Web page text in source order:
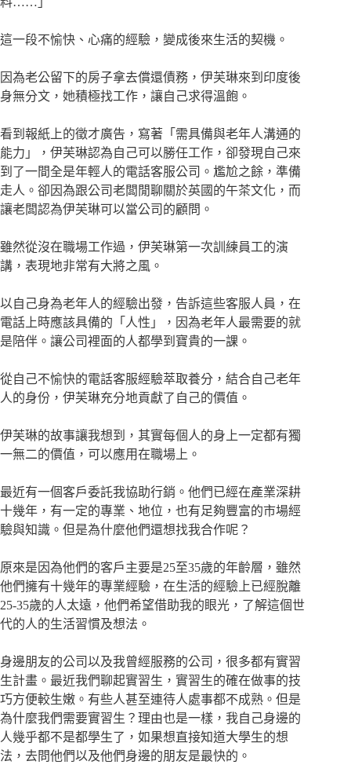
這一段不愉快、心痛的經驗，變成後來生活的契機。
因為老公留下的房子拿去償還債務，伊芙琳來到印度後
身無分文，她積極找工作，讓自己求得溫飽。
看到報紙上的徵才廣告，寫著「需具備與老年人溝通的
能力」，伊芙琳認為自己可以勝任工作，卻發現自己來
到了一間全是年輕人的電話客服公司。尷尬之餘，準備
走人。卻因為跟公司老闆閒聊關於英國的午茶文化，而
讓老闆認為伊芙琳可以當公司的顧問。
雖然從沒在職場工作過，伊芙琳第一次訓練員工的演
講，表現地非常有大將之風。
以自己身為老年人的經驗出發，告訴這些客服人員，在
電話上時應該具備的「人性」，因為老年人最需要的就
是陪伴。讓公司裡面的人都學到寶貴的一課。
從自己不愉快的電話客服經驗萃取養分，結合自己老年
人的身份，伊芙琳充分地貢獻了自己的價值。
伊芙琳的故事讓我想到，其實每個人的身上一定都有獨
一無二的價值，可以應用在職場上。
最近有一個客戶委託我協助行銷。他們已經在產業深耕
十幾年，有一定的專業、地位，也有足夠豐富的市場經
驗與知識。但是為什麼他們還想找我合作呢？
原來是因為他們的客戶主要是25至35歲的年齡層，雖然
他們擁有十幾年的專業經驗，在生活的經驗上已經脫離
25-35歲的人太遠，他們希望借助我的眼光，了解這個世
代的人的生活習慣及想法。
身邊朋友的公司以及我曾經服務的公司，很多都有實習
生計畫。最近我們聊起實習生，實習生的確在做事的技
巧方便較生嫩。有些人甚至連待人處事都不成熟。但是
為什麼我們需要實習生？理由也是一樣，我自己身邊的
人幾乎都不是都學生了，如果想直接知道大學生的想
法，去問他們以及他們身邊的朋友是最快的。